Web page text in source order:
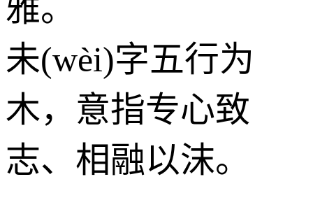
雅。
未(wèi)字五行为
木，意指专心致
志、相融以沫。